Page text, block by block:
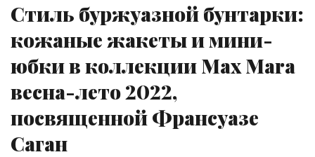
Стиль буржуазной бунтарки:
кожаные жакеты и мини-
юбки в коллекции Max Mara
весна-лето 2022,
посвященной Франсуазе
Саган